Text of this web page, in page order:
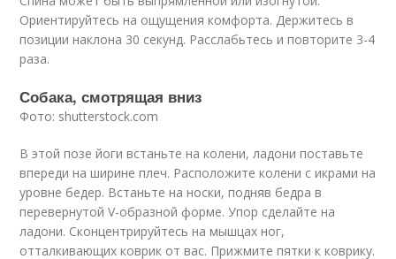
Ориентируйтесь на ощущения комфорта. Держитесь в
позиции наклона 30 секунд. Расслабьтесь и повторите 3-4
раза.
Собака, смотрящая вниз
Фото: shutterstock.com
В этой позе йоги встаньте на колени, ладони поставьте
впереди на ширине плеч. Расположите колени с икрами на
уровне бедер. Встаньте на носки, подняв бедра в
перевернутой V-образной форме. Упор сделайте на
ладони. Сконцентрируйтесь на мышцах ног,
отталкивающих коврик от вас. Прижмите пятки к коврику.